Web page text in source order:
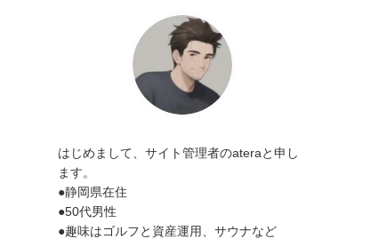
はじめまして、サイト管理者のateraと申し
ます。
●静岡県在住
●50代男性
●趣味はゴルフと資産運用、サウナなど